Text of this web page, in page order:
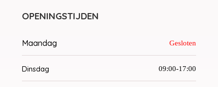
OPENINGSTIJDEN
Maandag Gesloten
Dinsdag 09:00-17:00